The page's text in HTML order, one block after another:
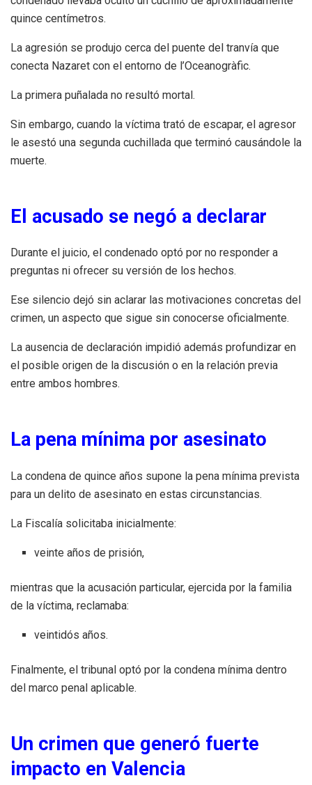
quince centímetros.
La agresión se produjo cerca del puente del tranvía que
conecta Nazaret con el entorno de l’Oceanogràfic.
La primera puñalada no resultó mortal.
Sin embargo, cuando la víctima trató de escapar, el agresor
le asestó una segunda cuchillada que terminó causándole la
muerte.
El acusado se negó a declarar
Durante el juicio, el condenado optó por no responder a
preguntas ni ofrecer su versión de los hechos.
Ese silencio dejó sin aclarar las motivaciones concretas del
crimen, un aspecto que sigue sin conocerse oficialmente.
La ausencia de declaración impidió además profundizar en
el posible origen de la discusión o en la relación previa
entre ambos hombres.
La pena mínima por asesinato
La condena de quince años supone la pena mínima prevista
para un delito de asesinato en estas circunstancias.
La Fiscalía solicitaba inicialmente:
veinte años de prisión,
mientras que la acusación particular, ejercida por la familia
de la víctima, reclamaba:
veintidós años.
Finalmente, el tribunal optó por la condena mínima dentro
del marco penal aplicable.
Un crimen que generó fuerte
impacto en Valencia